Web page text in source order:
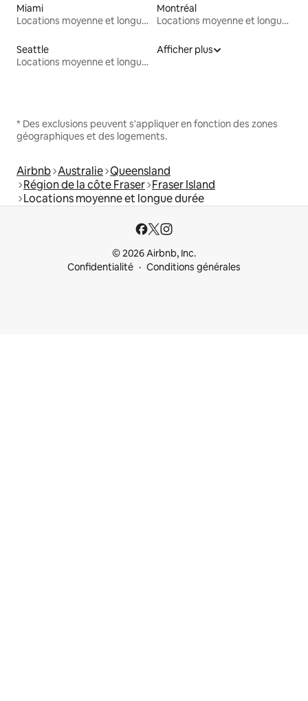
Miami
Locations moyenne et longue durée
Montréal
Locations moyenne et longue durée
Seattle
Locations moyenne et longue durée
Afficher plus
* Des exclusions peuvent s'appliquer en fonction des zones
géographiques et des logements.
Airbnb Australie Queensland
Région de la côte Fraser Fraser Island
Locations moyenne et longue durée
© 2026 Airbnb, Inc.
Confidentialité
Conditions générales